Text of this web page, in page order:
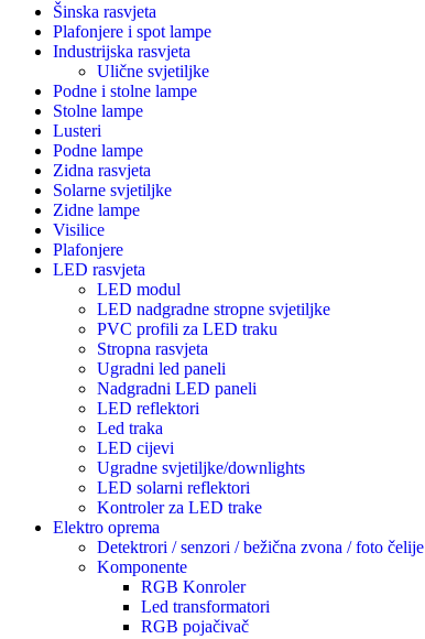
Šinska rasvjeta
Plafonjere i spot lampe
Industrijska rasvjeta
Ulične svjetiljke
Podne i stolne lampe
Stolne lampe
Lusteri
Podne lampe
Zidna rasvjeta
Solarne svjetiljke
Zidne lampe
Visilice
Plafonjere
LED rasvjeta
LED modul
LED nadgradne stropne svjetiljke
PVC profili za LED traku
Stropna rasvjeta
Ugradni led paneli
Nadgradni LED paneli
LED reflektori
Led traka
LED cijevi
Ugradne svjetiljke/downlights
LED solarni reflektori
Kontroler za LED trake
Elektro oprema
Detektrori / senzori / bežična zvona / foto čelije
Komponente
RGB Konroler
Led transformatori
RGB pojačivač